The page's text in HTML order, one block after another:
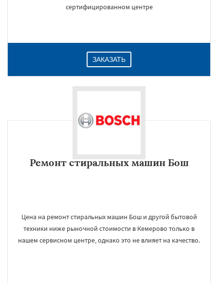
сертифицированном центре
ЗАКАЗАТЬ
Ремонт стиральных машин Бош
Цена на ремонт стиральных машин Бош и другой бытовой
техники ниже рыночной стоимости в Кемерово только в
нашем сервисном центре, однако это не влияет на качество.